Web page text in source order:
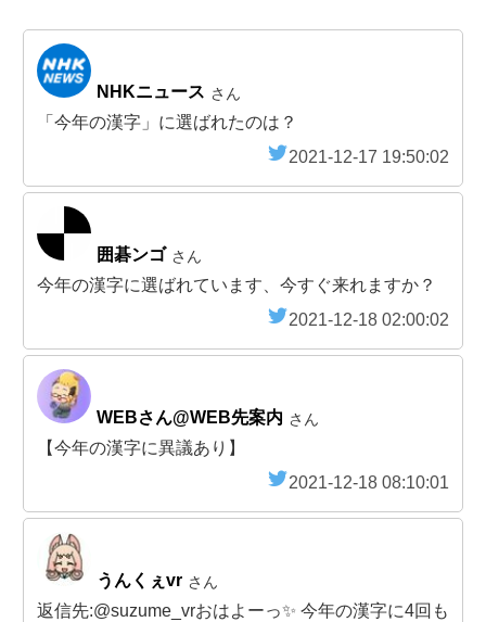
NHKニュース さん
「今年の漢字」に選ばれたのは？
2021-12-17 19:50:02
囲碁ンゴ さん
今年の漢字に選ばれています、今すぐ来れますか？
2021-12-18 02:00:02
WEBさん@WEB先案内 さん
【今年の漢字に異議あり】
2021-12-18 08:10:01
うんくぇvr さん
返信先:@suzume_vrおはよーっ✨ 今年の漢字に4回も